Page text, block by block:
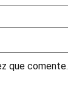
que comente.